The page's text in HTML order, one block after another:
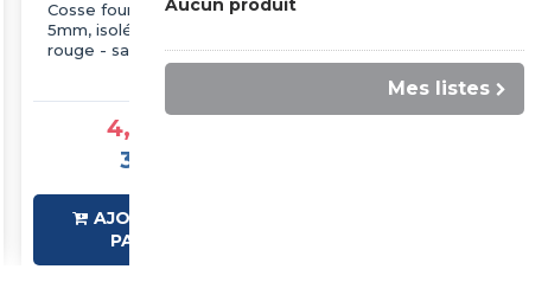
Cosse fourches à sertir
5mm, isolé, 0.5-1.5mm²,
rouge - sachet de 100
4,56 €TTC
3,80 €HT
AJOUTER AU
PANIER
rouge - sachet de 100
Aucun produit
Mes listes